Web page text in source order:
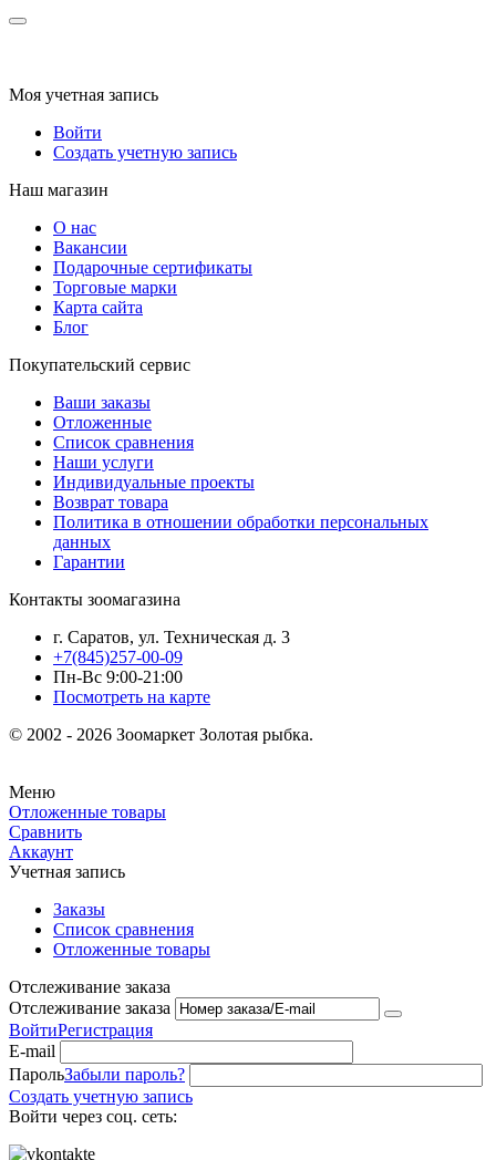
Моя учетная запись
Войти
Создать учетную запись
Наш магазин
О нас
Вакансии
Подарочные сертификаты
Торговые марки
Карта сайта
Блог
Покупательский сервис
Ваши заказы
Отложенные
Список сравнения
Наши услуги
Индивидуальные проекты
Возврат товара
Политика в отношении обработки персональных
данных
Гарантии
Контакты зоомагазина
г. Саратов, ул. Техническая д. 3
+7(845)257-00-09
Пн-Вс 9:00-21:00
Посмотреть на карте
© 2002 - 2026 Зоомаркет Золотая рыбка.
Меню
Отложенные товары
Сравнить
Аккаунт
Учетная запись
Заказы
Список сравнения
Отложенные товары
Отслеживание заказа
Отслеживание заказа
ВойтиРегистрация
E-mail
ПарольЗабыли пароль?
Создать учетную запись
Войти через соц. сеть: